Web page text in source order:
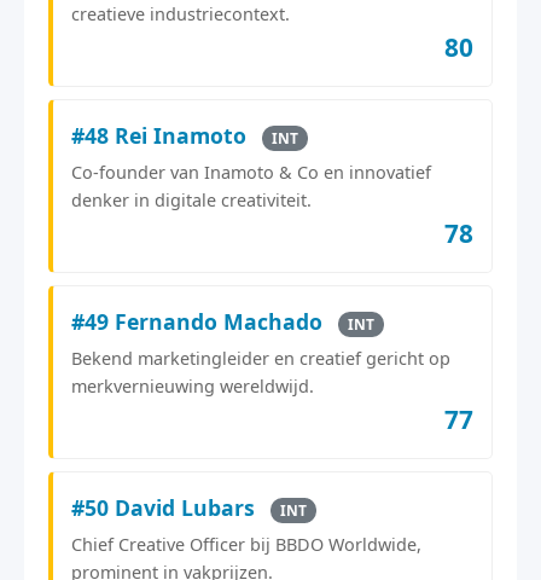
creatieve industriecontext.
80
#48 Rei Inamoto INT
Co-founder van Inamoto & Co en innovatief
denker in digitale creativiteit.
78
#49 Fernando Machado INT
Bekend marketingleider en creatief gericht op
merkvernieuwing wereldwijd.
77
#50 David Lubars INT
Chief Creative Officer bij BBDO Worldwide,
prominent in vakprijzen.